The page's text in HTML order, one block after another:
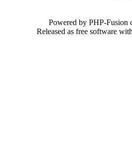
Powered by PHP-
Released as free software